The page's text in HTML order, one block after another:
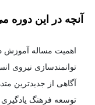
آنچه در این دوره
اهمیت مساله آموزش
توانمندسازی نیروی
آگاهی از جدیدترین
توسعه فرهنگ یادگیری